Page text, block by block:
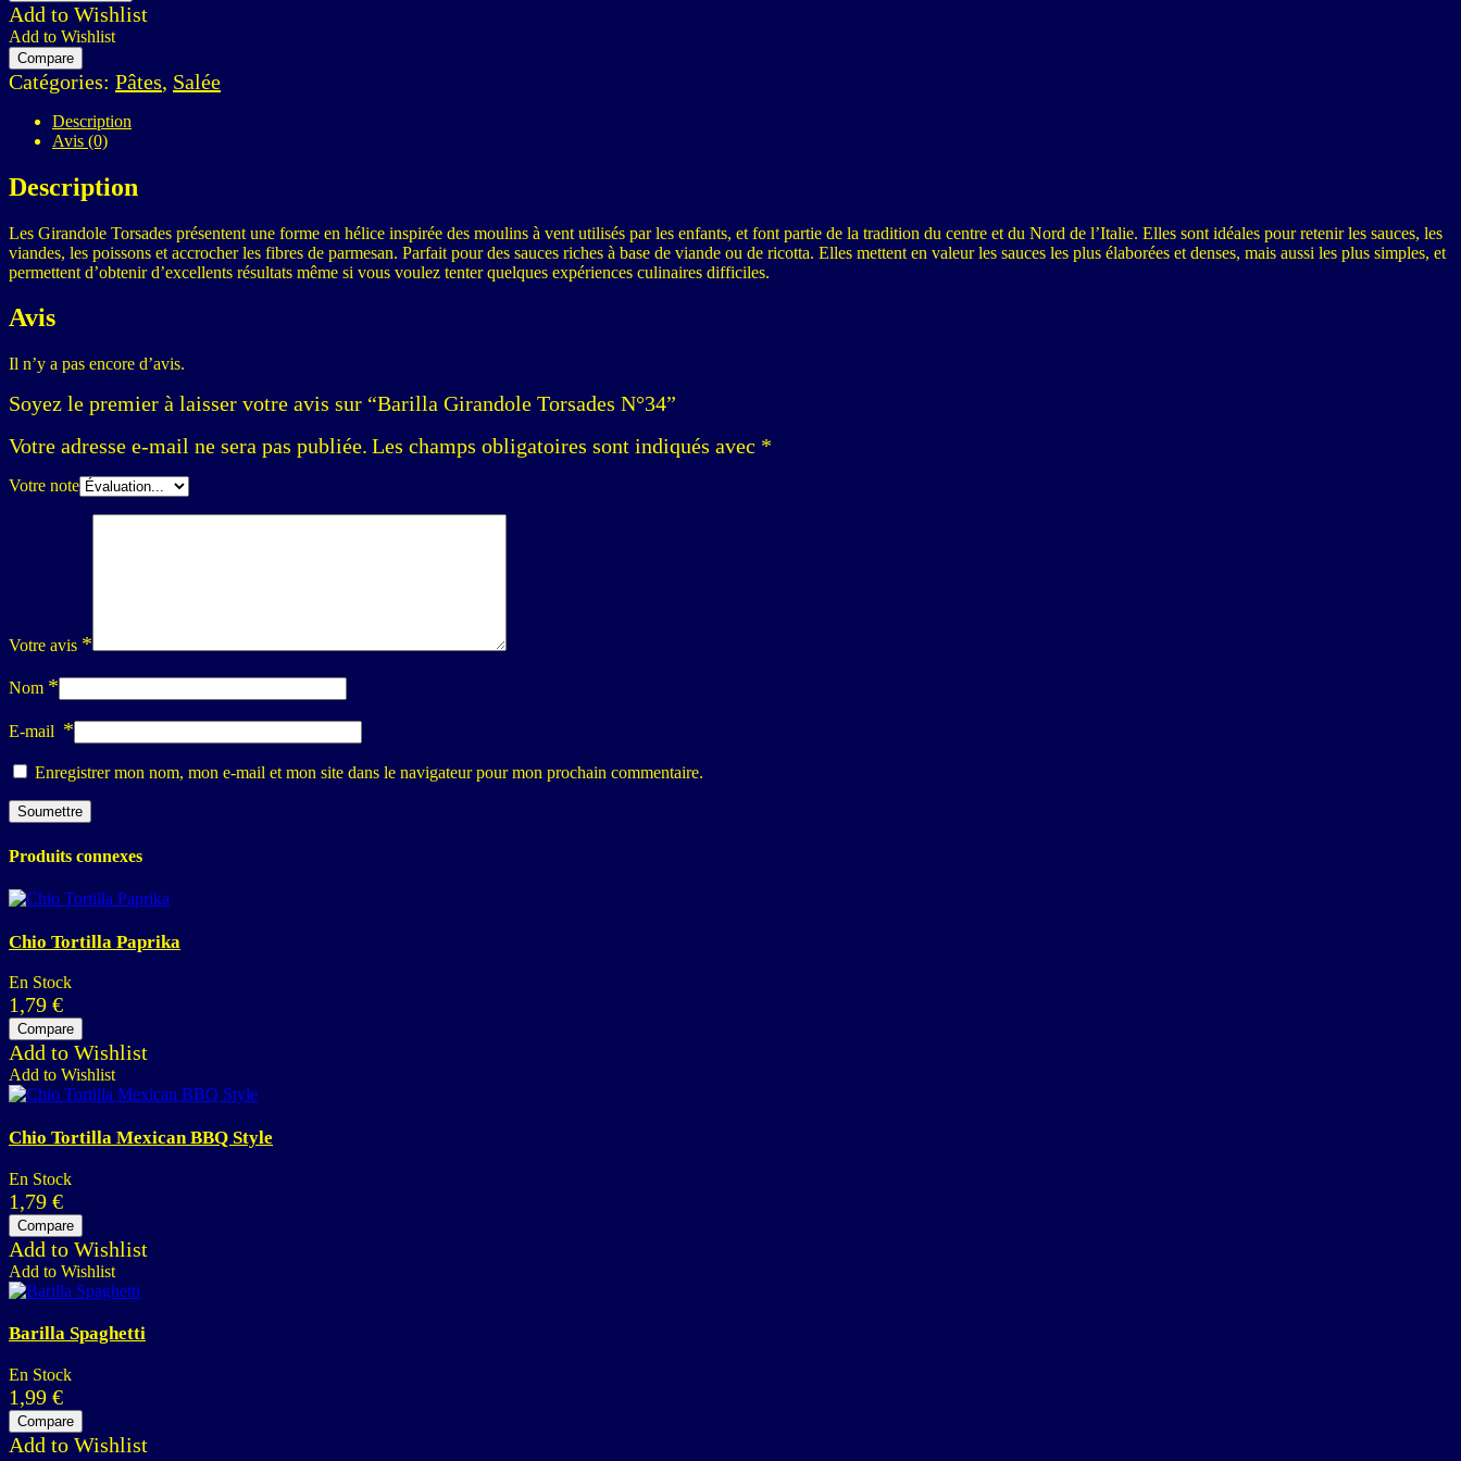
Add to Wishlist
Add to Wishlist
Compare
Catégories: Pâtes, Salée
Description
Avis (0)
Description
Les Girandole Torsades présentent une forme en hélice inspirée des moulins à vent utilisés par les enfants, et font partie de la tradition du centre et du Nord de l’Italie. Elles sont idéales pour retenir les sauces, les
viandes, les poissons et accrocher les fibres de parmesan. Parfait pour des sauces riches à base de viande ou de ricotta. Elles mettent en valeur les sauces les plus élaborées et denses, mais aussi les plus simples, et
permettent d’obtenir d’excellents résultats même si vous voulez tenter quelques expériences culinaires difficiles.
Avis
Il n’y a pas encore d’avis.
Soyez le premier à laisser votre avis sur “Barilla Girandole Torsades N°34”
Votre adresse e-mail ne sera pas publiée. Les champs obligatoires sont indiqués avec *
Votre note
Votre avis *
Nom *
E-mail *
Enregistrer mon nom, mon e-mail et mon site dans le navigateur pour mon prochain commentaire.
Produits connexes
Chio Tortilla Paprika
En Stock
1,79 €
Compare
Add to Wishlist
Add to Wishlist
Chio Tortilla Mexican BBQ Style
En Stock
1,79 €
Compare
Add to Wishlist
Add to Wishlist
Barilla Spaghetti
En Stock
1,99 €
Compare
Add to Wishlist